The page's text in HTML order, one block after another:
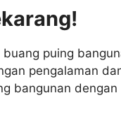
puing
pengalaman
bangunan